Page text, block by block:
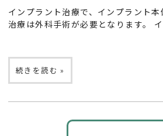
インプラント治療で、インプラント
治療は外科手術が必要となります。
続きを読む »